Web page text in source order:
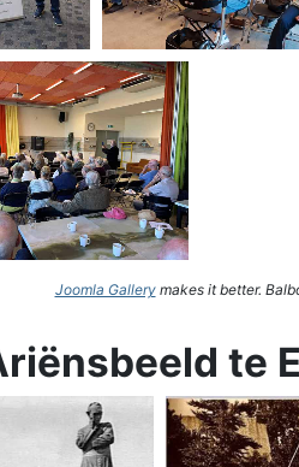
Joomla Gallerymakes it better.
te